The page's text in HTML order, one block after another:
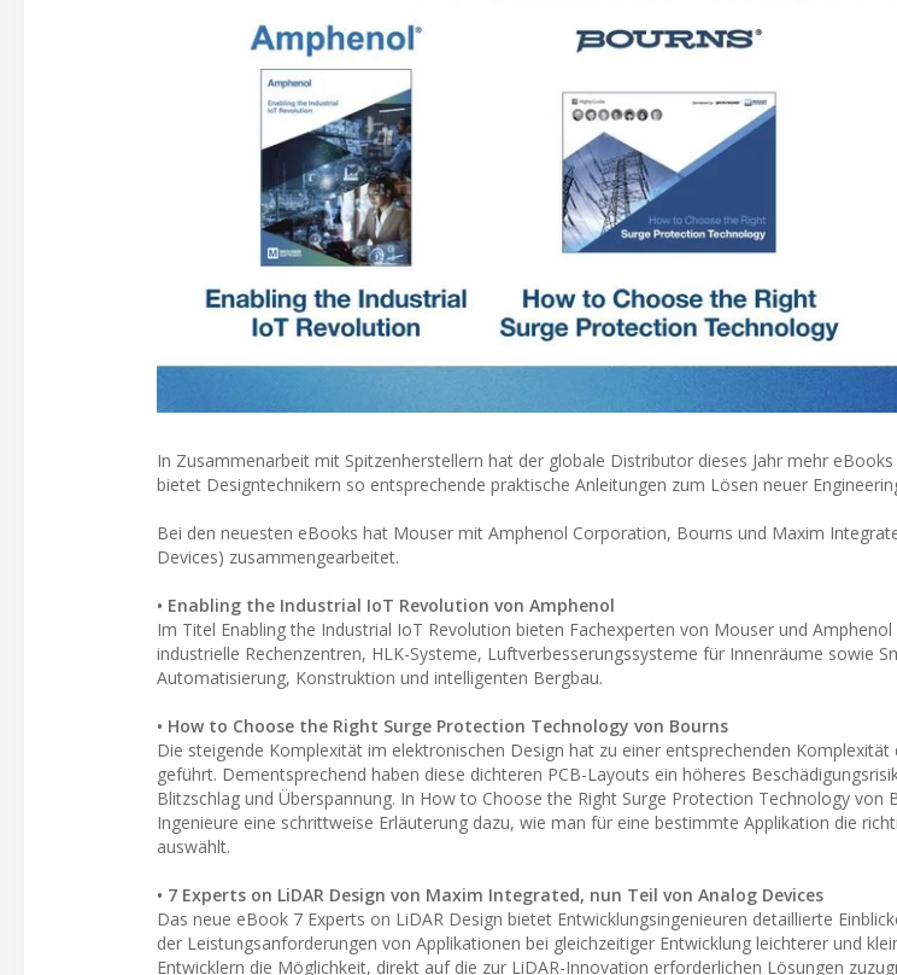
In Zusammenarbeit mit Spitzenherstellern hat der globale Distributor dieses Jahr mehr
bietet Designtechnikern so entsprechende praktische Anleitungen zum Lösen neuer
Bei den neuesten eBooks hat Mouser mit Amphenol Corporation, Bourns und Maxim
Devices) zusammengearbeitet.
• Enabling the Industrial IoT Revolution von Amphenol
Im Titel Enabling the Industrial IoT Revolution bieten Fachexperten von Mouser und
industrielle Rechenzentren, HLK-Systeme, Luftverbesserungssysteme für Innenräume sowie
Automatisierung, Konstruktion und intelligenten Bergbau.
• How to Choose the Right Surge Protection Technology von Bourns
Die steigende Komplexität im elektronischen Design hat zu einer entsprechenden Komplexität
geführt. Dementsprechend haben diese dichteren PCB-Layouts ein höheres
Blitzschlag und Überspannung. In How to Choose the Right Surge Protection Technology von
Ingenieure eine schrittweise Erläuterung dazu, wie man für eine bestimmte Applikation die
auswählt.
• 7 Experts on LiDAR Design von Maxim Integrated, nun Teil von Analog Devices
Das neue eBook 7 Experts on LiDAR Design bietet Entwicklungsingenieuren detaillierte
der Leistungsanforderungen von Applikationen bei gleichzeitiger Entwicklung leichterer und
Entwicklern die Möglichkeit, direkt auf die zur LiDAR-Innovation erforderlichen Lösungen